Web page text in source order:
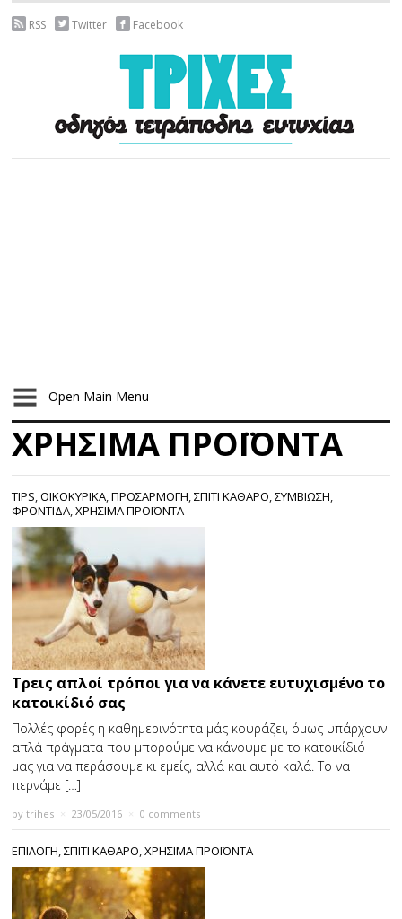
RSS Twitter Facebook
Open Main Menu
ΧΡΗΣΙΜΑ ΠΡΟΪΟΝΤΑ
TIPS,ΟΙΚΟΚΥΡΙΚΑ,ΠΡΟΣΑΡΜΟΓΗ,ΣΠΙΤΙ ΚΑΘΑΡΟ,ΣΥΜΒΙΩΣΗ,
ΦΡΟΝΤΙΔΑ,ΧΡΗΣΙΜΑ ΠΡΟΪΟΝΤΑ
Τρεις απλοί τρόποι για να κάνετε ευτυχισμένο το
κατοικίδιό σας
Πολλές φορές η καθημερινότητα μάς κουράζει, όμως υπάρχουν
απλά πράγματα που μπορούμε να κάνουμε με το κατοικίδιό
μας για να περάσουμε κι εμείς, αλλά και αυτό καλά. Το να
περνάμε […]
bytrihes 23/05/2016 0 comments
ΕΠΙΛΟΓΗ,ΣΠΙΤΙ ΚΑΘΑΡΟ,ΧΡΗΣΙΜΑ ΠΡΟΪΟΝΤΑ